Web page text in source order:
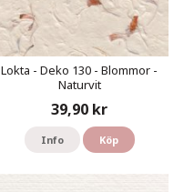
Lokta - Deko 130 - Blommor -
Naturvit
39,90 kr
Info Köp